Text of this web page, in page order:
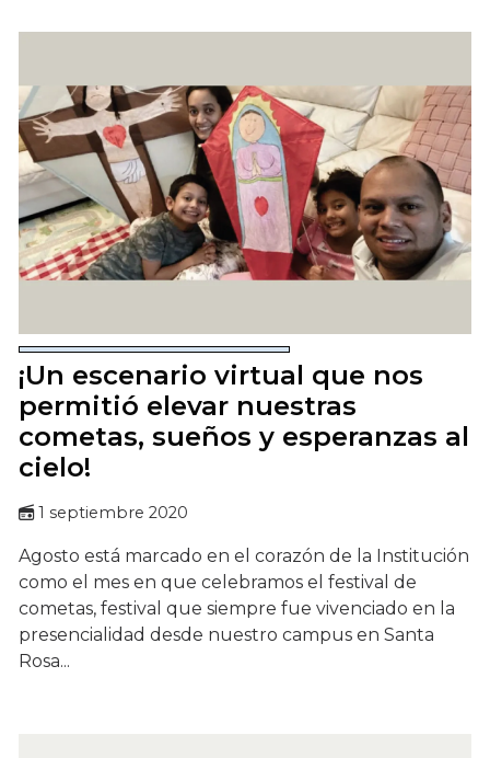
¡Un escenario virtual que nos
permitió elevar nuestras
cometas, sueños y esperanzas al
cielo!
1 septiembre 2020
Agosto está marcado en el corazón de la Institución
como el mes en que celebramos el festival de
cometas, festival que siempre fue vivenciado en la
presencialidad desde nuestro campus en Santa
Rosa...